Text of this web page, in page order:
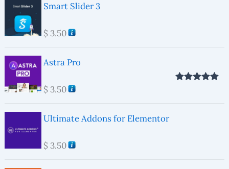
Smart Slider 3
$3.50
Astra Pro
$3.50
Ultimate Addons for Elementor
$3.50